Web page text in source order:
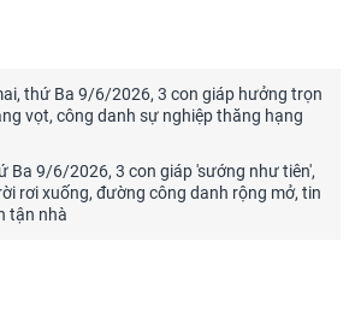
thứ Ba 9/6/2026, 3 con giáp hưởng trọn
vọt, công danh sự nghiệp thăng hạng
Ba 9/6/2026, 3 con giáp 'sướng như tiên',
rơi xuống, đường công danh rộng mở, tin
tận nhà